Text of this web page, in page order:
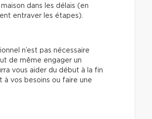
dans les délais (en
entraver les étapes).
n’est pas nécessaire
de même engager un
vous aider du début à la fin
vos besoins ou faire une